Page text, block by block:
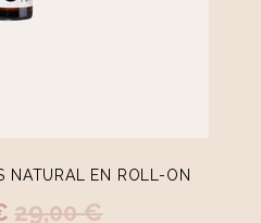
NATURAL EN ROLL-ON
29,00 €